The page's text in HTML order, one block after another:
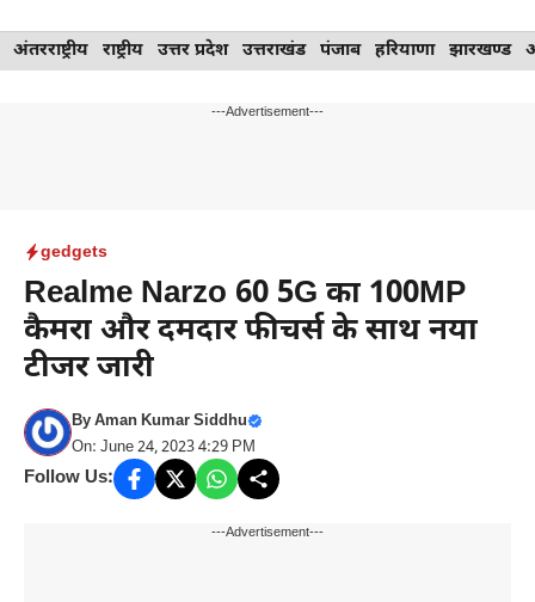
Skip
to
अंतरराष्ट्रीय राष्ट्रीय उत्तर प्रदेश उत्तराखंड पंजाब हरियाणा झारखण्ड
---Advertisement---
gedgets
Realme Narzo 60 5G का 100MP
कैमरा और दमदार फीचर्स के साथ नया
टीजर जारी
ByAman Kumar Siddhu
On: June 24, 2023 4:29 PM
Follow Us:
---Advertisement---